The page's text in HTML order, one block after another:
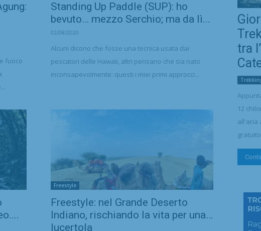
fuoco
Standing Up Paddle (SUP): ho
bevuto… mezzo Serchio; ma da lì...
02/08/2020
Alcuni dicono che fosse una tecnica usata dai
pescatori delle Hawaii, altri pensano che sia nato
inconsapevolmente: questi i miei primi approcci...
Freestyle
Freestyle: nel Grande Deserto
Indiano, rischiando la vita per una…
lucertola
tra
12
all'aria